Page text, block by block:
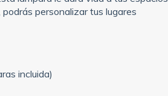
personalizar tus lugares
incluida)